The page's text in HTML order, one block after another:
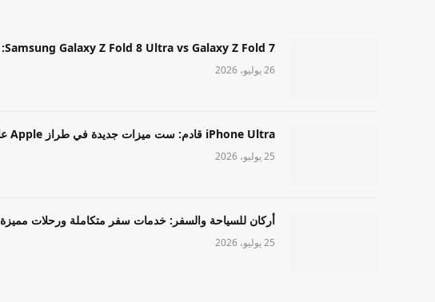
Samsung Galaxy Z Fold 8 Ultra vs Galaxy Z Fold 7: أيهما مميز قابل للطي يوفر قيمة أفضل
26 يوليو، 2026
iPhone Ultra قادم: ست ميزات جديدة في طراز Apple عالي المستوى
25 يوليو، 2026
أركان للسياحة والسفر: خدمات سفر متكاملة ورحلات مميزة
25 يوليو، 2026